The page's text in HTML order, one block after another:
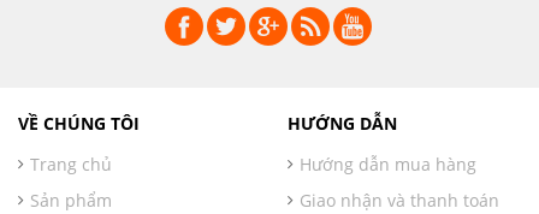
VỀ CHÚNG TÔI
Trang chủ
Sản phẩm
HƯỚNG DẪN
Hướng dẫn mua hàng
Giao nhận và thanh toán